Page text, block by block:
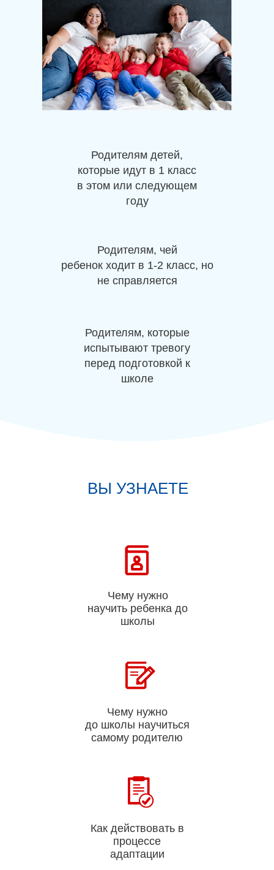
Родителям детей,
которые идут в 1 класс
в этом или следующем
году
Родителям, чей
ребенок ходит в 1-2 класс, но
не справляется
Родителям, которые
испытывают тревогу
перед подготовкой к
школе
ВЫ УЗНАЕТЕ
Чему нужно
научить ребенка до
школы
Чему нужно
до школы научиться
самому родителю
Как действовать в
процессе
адаптации